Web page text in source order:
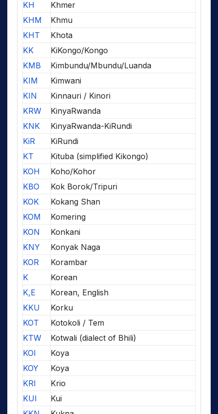
KH
Khmer
KHM
Khmu
KHT
Khota
KK
KiKongo/Kongo
KMB
Kimbundu/Mbundu/Luanda
KIM
Kimwani
KIN
Kinnauri / Kinori
KRW
KinyaRwanda
KNK
KinyaRwanda-KiRundi
KiR
KiRundi
KT
Kituba (simplified Kikongo)
KOH
Koho/Kohor
KBO
Kok Borok/Tripuri
KOK
Kokang Shan
KOM
Komering
KON
Konkani
KNY
Konyak Naga
KOR
Korambar
K
Korean
K,E
Korean, English
KKU
Korku
KOT
Kotokoli / Tem
KTW
Kotwali (dialect of Bhili)
KOI
Koya
KOY
Koya
KRI
Krio
KUI
Kui